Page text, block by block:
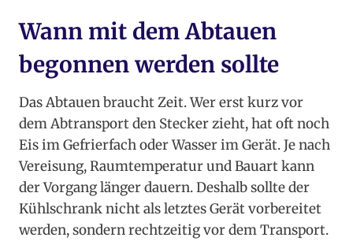
Wann mit dem Abtauen
begonnen werden sollte
Das Abtauen braucht Zeit. Wer erst kurz vor
dem Abtransport den Stecker zieht, hat oft noch
Eis im Gefrierfach oder Wasser im Gerät. Je nach
Vereisung, Raumtemperatur und Bauart kann
der Vorgang länger dauern. Deshalb sollte der
Kühlschrank nicht als letztes Gerät vorbereitet
werden, sondern rechtzeitig vor dem Transport.